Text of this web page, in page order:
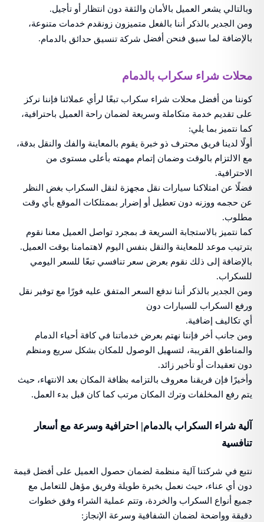
وبالتالي يشعر العميل بالأمان والثقة دون انتظار أو تأجيل.
ومن الجدير بالذكر أننا بالفعل متميزون زونقدم خدمات متنوعة،
بالإضافة لما سبق فنحن أفضل شركة تنسيق حدائق بالدمام.
محلات شراء سكراب بالدمام
كوننا من أفضل محلات شراء سكراب تبعًا لرأي عملائنا فإننا نركز
على تقديم خدمة متكاملة وسريعة لضمان راحة العميل باحترافية،
كما نتميز بما يلي:
أولًا لدينا فريق محترف ذو خبرة يقوم بالمعاينة والفك والنقل بدقة،
مع الالتزام بالوقت وضمان إتمام مهمته بأعلى مستوى من
الاحترافية.
فضلًا عن امتلاكنا سيارات نقل مجهزة لنقل السكراب بغض النظر
عن حجمه ووزنه دون تعطيل أو إضرار بممتلكات الموقع بأي وقت
مطلوب.
كما نتميز بالاستجابة السريعة فـ بمجرد تواصل العميل معنا نقوم
بترتيب موعد للمعاينة والنقل بنفس اليوم لاهتمامنا بوقت العميل.
بالإضافة إلى ذلك نقوم بعرض سعر تنافسي تبعًا للسعر اليومي
للسكراب.
ومن الجدير بالذكر أننا ندفع السعر المتفق عليه فورًا مع توفير نقل
ورفع السكراب للسيارات دون
أي تكاليف إضافية.
ومن جانب أخر فإننا نهتم بعرض خدماتنا في كافة أحياء الدمام
والمناطق القريبة، لتسهيل الوصول للمكان بشكل سريع ومنظم
دون تعقيدات أو تأخير زائد.
وأخيرًا فإن فريقنا معروف بالتزامه بظافة المكان بعد الانتهاء، حيث
يتم رفع المخلفات وترك المكان مرتب كما كان قبل بدء العمل.
آلية شراء السكراب بالدمام| احترافية وسرعة مع أسعار
تنافسية
نتبع في شركتنا آلية منظمة لضمان حصول العميل على أفضل قيمة
دون أي عناء، حيث نعمل بخبرة طويلة وفريق مؤهل للتعامل مع
جميع أنواع السكراب والخردة، وتتم عملية الشراء وفق خطوات
دقيقة وواضحة لضمان الشفافية وسرعة الإنجاز: